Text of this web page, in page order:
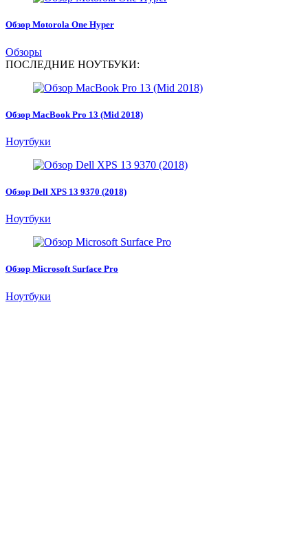
Обзор Motorola One Hyper
Обзоры
ПОСЛЕДНИЕ НОУТБУКИ:
Обзор MacBook Pro 13 (Mid 2018)
Ноутбуки
Обзор Dell XPS 13 9370 (2018)
Ноутбуки
Обзор Microsoft Surface Pro
Ноутбуки